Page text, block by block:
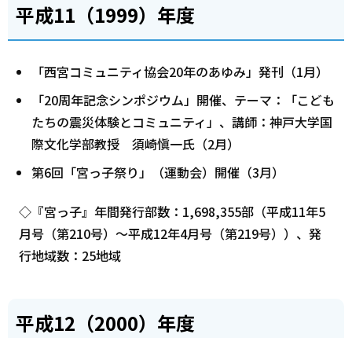
平成11（1999）年度
「西宮コミュニティ協会20年のあゆみ」発刊（1月）
「20周年記念シンポジウム」開催、テーマ：「こども
たちの震災体験とコミュニティ」、講師：神戸大学国
際文化学部教授 須崎愼一氏（2月）
第6回「宮っ子祭り」（運動会）開催（3月）
◇『宮っ子』年間発行部数：1,698,355部（平成11年5
月号（第210号）～平成12年4月号（第219号））、発
行地域数：25地域
平成12（2000）年度